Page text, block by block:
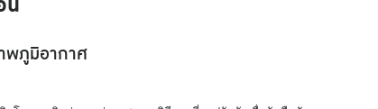
พภูมิอากาศ